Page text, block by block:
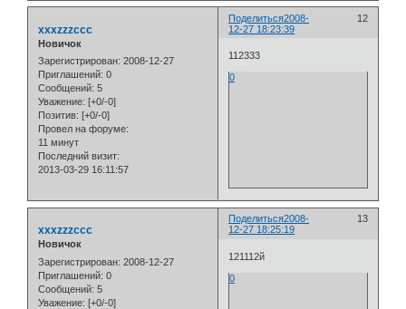
Поделиться 12
2008-
12-27 18:23:39
xxxzzzccc
Новичок
Зарегистрирован: 2008-12-27
Приглашений: 0
Сообщений: 5
Уважение: [+0/-0]
Позитив: [+0/-0]
Провел на форуме:
11 минут
Последний визит:
2013-03-29 16:11:57
112333
0
Поделиться 13
2008-
12-27 18:25:19
xxxzzzccc
Новичок
Зарегистрирован: 2008-12-27
Приглашений: 0
Сообщений: 5
Уважение: [+0/-0]
121112й
0